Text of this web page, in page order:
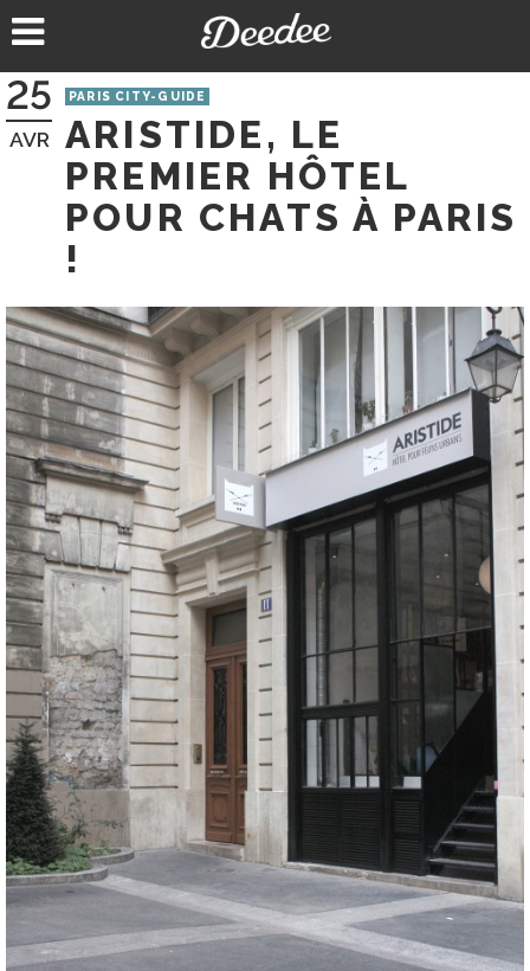
au
25
AVR
PARIS CITY-GUIDE
ARISTIDE, LE
PREMIER HÔTEL
POUR CHATS À PARIS
!